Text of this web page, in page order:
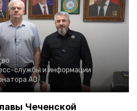
службы и информации
АО
Чеченской